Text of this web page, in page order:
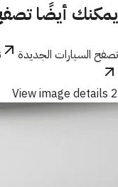
يمكنك أيضًا
تصفح السيارات الجديدة
View image details 2